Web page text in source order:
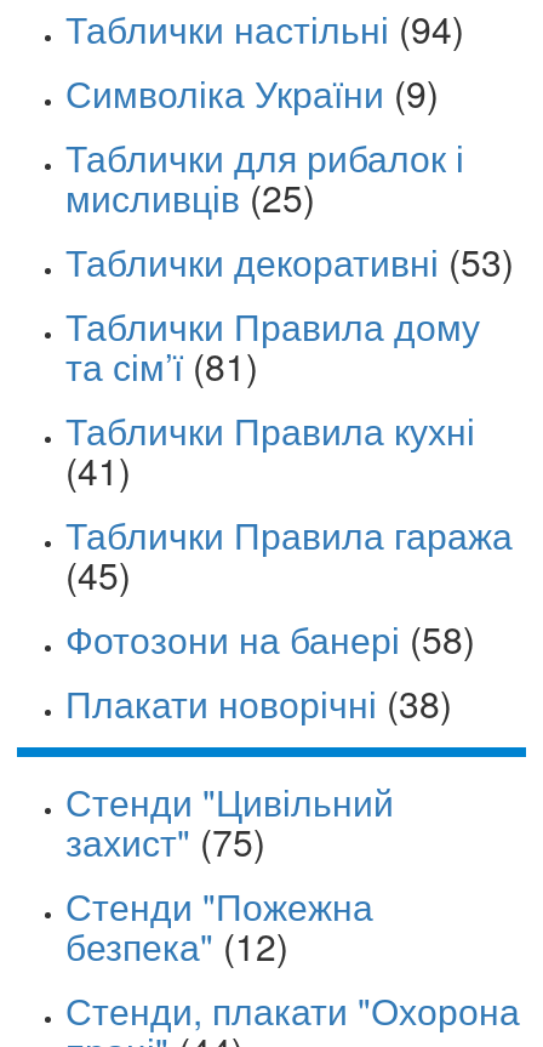
Таблички настільні (94)
Символіка України (9)
Таблички для рибалок і
мисливців (25)
Таблички декоративні (53)
Таблички Правила дому
та сім’ї (81)
Таблички Правила кухні
(41)
Таблички Правила гаража
(45)
Фотозони на банері (58)
Плакати новорічні (38)
Стенди "Цивільний
захист" (75)
Стенди "Пожежна
безпека" (12)
Стенди, плакати "Охорона